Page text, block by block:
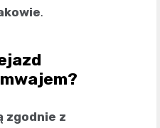
.
zgodnie z